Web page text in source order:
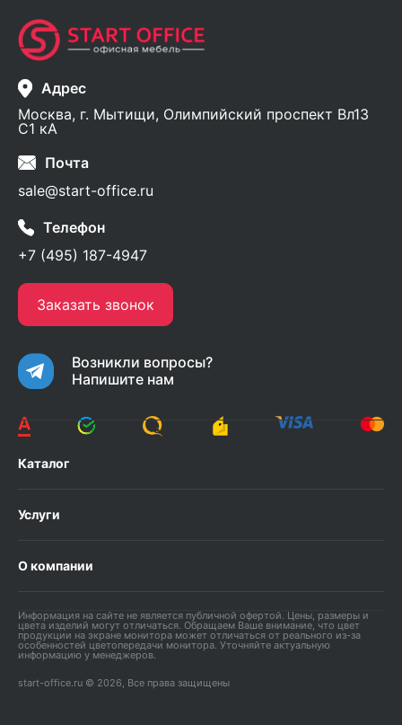
Адрес
Москва, г. Мытищи, Олимпийский проспект Вл13
С1 кА
Почта
sale@start-office.ru
Телефон
+7 (495) 187-4947
Заказать звонок
Возникли вопросы?
Напишите нам
Каталог
Услуги
О компании
Информация на сайте не является публичной офертой. Цены, размеры и
цвета изделий могут отличаться. Обращаем Ваше внимание, что цвет
продукции на экране монитора может отличаться от реального из-за
особенностей цветопередачи монитора. Уточняйте актуальную
информацию у менеджеров.
start-office.ru © 2026, Все права защищены